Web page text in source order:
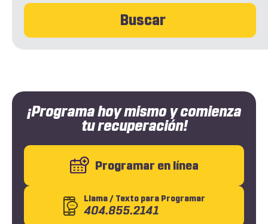
¡Programa hoy mismo y comienza
tu recuperación!
Programar en línea
Llama/ Textopara Programar
404.855.2141
Buscar